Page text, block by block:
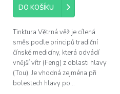
DO KOŠÍKU
Tinktura Větrná věž je cílená
směs podle principů tradiční
čínské medicíny, která odvádí
vnější vítr (Feng) z oblasti hlavy
(Tou). Je vhodná zejména při
bolestech hlavy po...